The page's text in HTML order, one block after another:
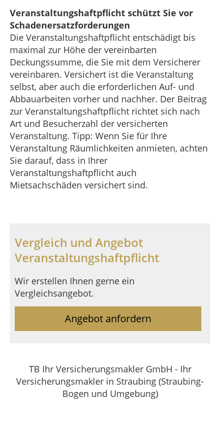
Veranstaltungshaftpflicht schützt Sie vor
Schadenersatzforderungen
Die Veranstaltungshaftpflicht entschädigt bis
maximal zur Höhe der vereinbarten
Deckungssumme, die Sie mit dem Versicherer
vereinbaren. Versichert ist die Veranstaltung
selbst, aber auch die erforderlichen Auf- und
Abbauarbeiten vorher und nachher. Der Beitrag
zur Veranstaltungshaftpflicht richtet sich nach
Art und Besucherzahl der versicherten
Veranstaltung. Tipp: Wenn Sie für Ihre
Veranstaltung Räumlichkeiten anmieten, achten
Sie darauf, dass in Ihrer
Veranstaltungshaftpflicht auch
Mietsachschäden versichert sind.
Vergleich und Angebot
Veranstaltungshaftpflicht
Wir erstellen Ihnen gerne ein
Vergleichsangebot.
Angebot anfordern
TB Ihr Versicherungsmakler GmbH - Ihr
Versicherungsmakler in Straubing (Straubing-
Bogen und Umgebung)